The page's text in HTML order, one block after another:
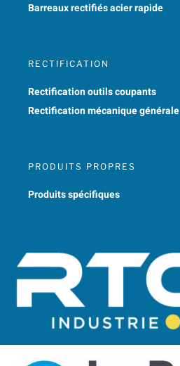
Barreaux rectifiés acier rapide
RECTIFICATION
Rectification outils coupants
Rectification mécanique générale
PRODUITS PROPRES
Produits spécifiques